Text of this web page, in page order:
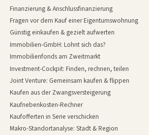
Finanzierung & Anschlussfinanzierung
Fragen vor dem Kauf einer Eigentumswohnung
Günstig einkaufen & gezielt aufwerten
Immobilien-GmbH: Lohnt sich das?
Immobilienfonds am Zweitmarkt
Investment-Cockpit: Finden, rechnen, teilen
Joint Venture: Gemeinsam kaufen & flippen
Kaufen aus der Zwangsversteigerung
Kaufnebenkosten-Rechner
Kaufofferten in Serie verschicken
Makro-Standortanalyse: Stadt & Region